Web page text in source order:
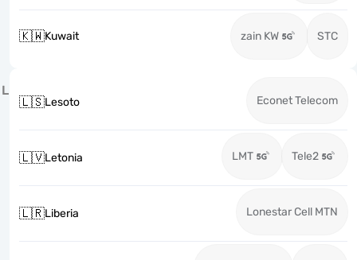
🇰🇼Kuwait zain KW STC
L
🇱🇸Lesoto Econet Telecom
🇱🇻Letonia LMT Tele2
🇱🇷Liberia Lonestar Cell MTN